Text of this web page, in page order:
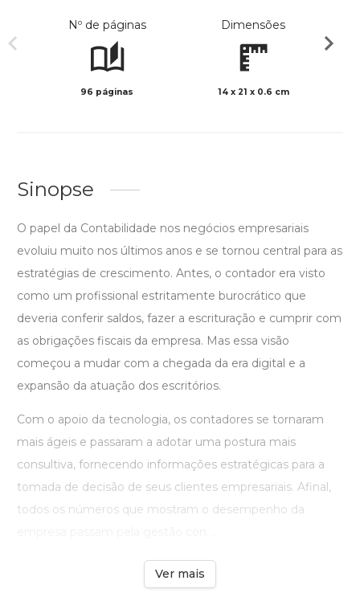
Nº de páginas
96 páginas
Dimensões
14 x 21 x 0.6 cm
Sinopse
O papel da Contabilidade nos negócios empresariais
evoluiu muito nos últimos anos e se tornou central para as
estratégias de crescimento. Antes, o contador era visto
como um profissional estritamente burocrático que
deveria conferir saldos, fazer a escrituração e cumprir com
as obrigações fiscais da empresa. Mas essa visão
começou a mudar com a chegada da era digital e a
expansão da atuação dos escritórios.
Com o apoio da tecnologia, os contadores se tornaram
mais ágeis e passaram a adotar uma postura mais
consultiva, fornecendo informações estratégicas para a
tomada de decisão de seus clientes empresariais. Afinal,
todos os números que mostram o desempenho da
Ver mais